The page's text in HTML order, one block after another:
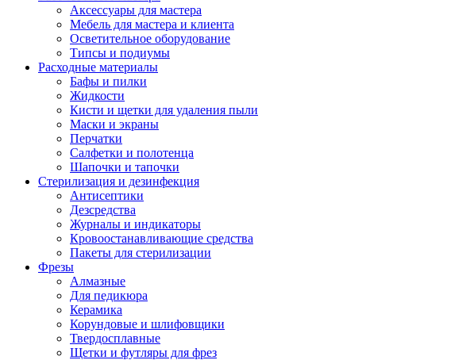
Аксессуары для мастера
Мебель для мастера и клиента
Осветительное оборудование
Типсы и подиумы
Расходные материалы
Бафы и пилки
Жидкости
Кисти и щетки для удаления пыли
Маски и экраны
Перчатки
Салфетки и полотенца
Шапочки и тапочки
Стерилизация и дезинфекция
Антисептики
Дезсредства
Журналы и индикаторы
Кровоостанавливающие средства
Пакеты для стерилизации
Фрезы
Алмазные
Для педикюра
Керамика
Корундовые и шлифовщики
Твердосплавные
Щетки и футляры для фрез